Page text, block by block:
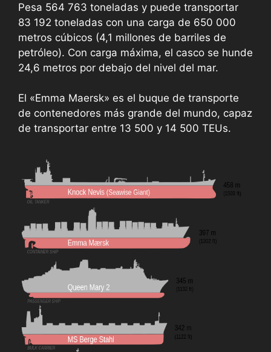
Pesa 564 763 toneladas y puede transportar
83 192 toneladas con una carga de 650 000
metros cúbicos (4,1 millones de barriles de
petróleo). Con carga máxima, el casco se hunde
24,6 metros por debajo del nivel del mar.
El «Emma Maersk» es el buque de transporte
de contenedores más grande del mundo, capaz
de transportar entre 13 500 y 14 500 TEUs.